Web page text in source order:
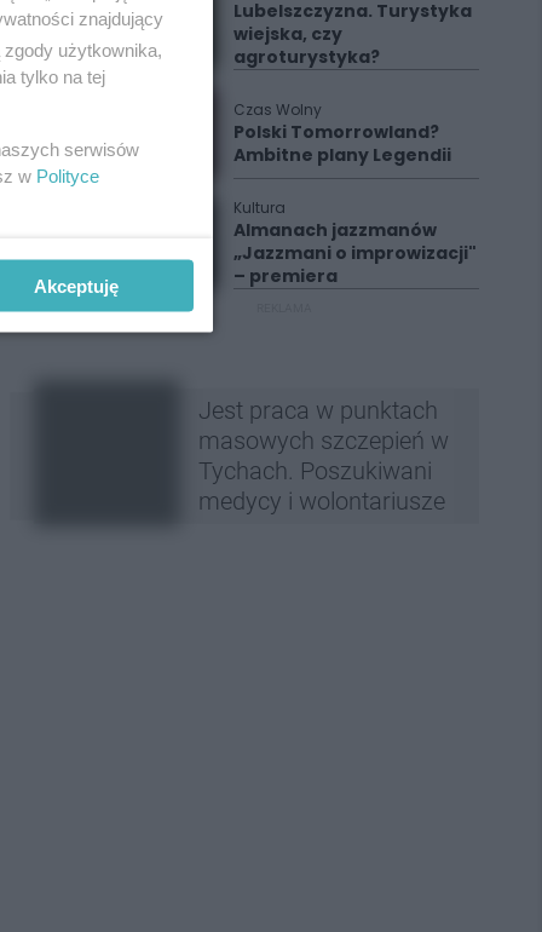
Lubelszczyzna. Turystyka
wiejska, czy
agroturystyka?
Czas Wolny
Polski Tomorrowland?
Ambitne plany Legendii
Kultura
Almanach jazzmanów
„Jazzmani o improwizacji"
– premiera
Jest praca w punktach
masowych szczepień w
Tychach. Poszukiwani
medycy i wolontariusze
znajdujący
użytkownika,
tylko na tej
serwisów
w Polityce
Akceptuję